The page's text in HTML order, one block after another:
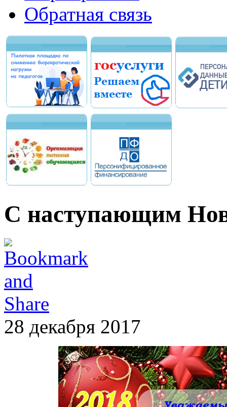
Обратная связь
С наступающим
28 декабря 2017